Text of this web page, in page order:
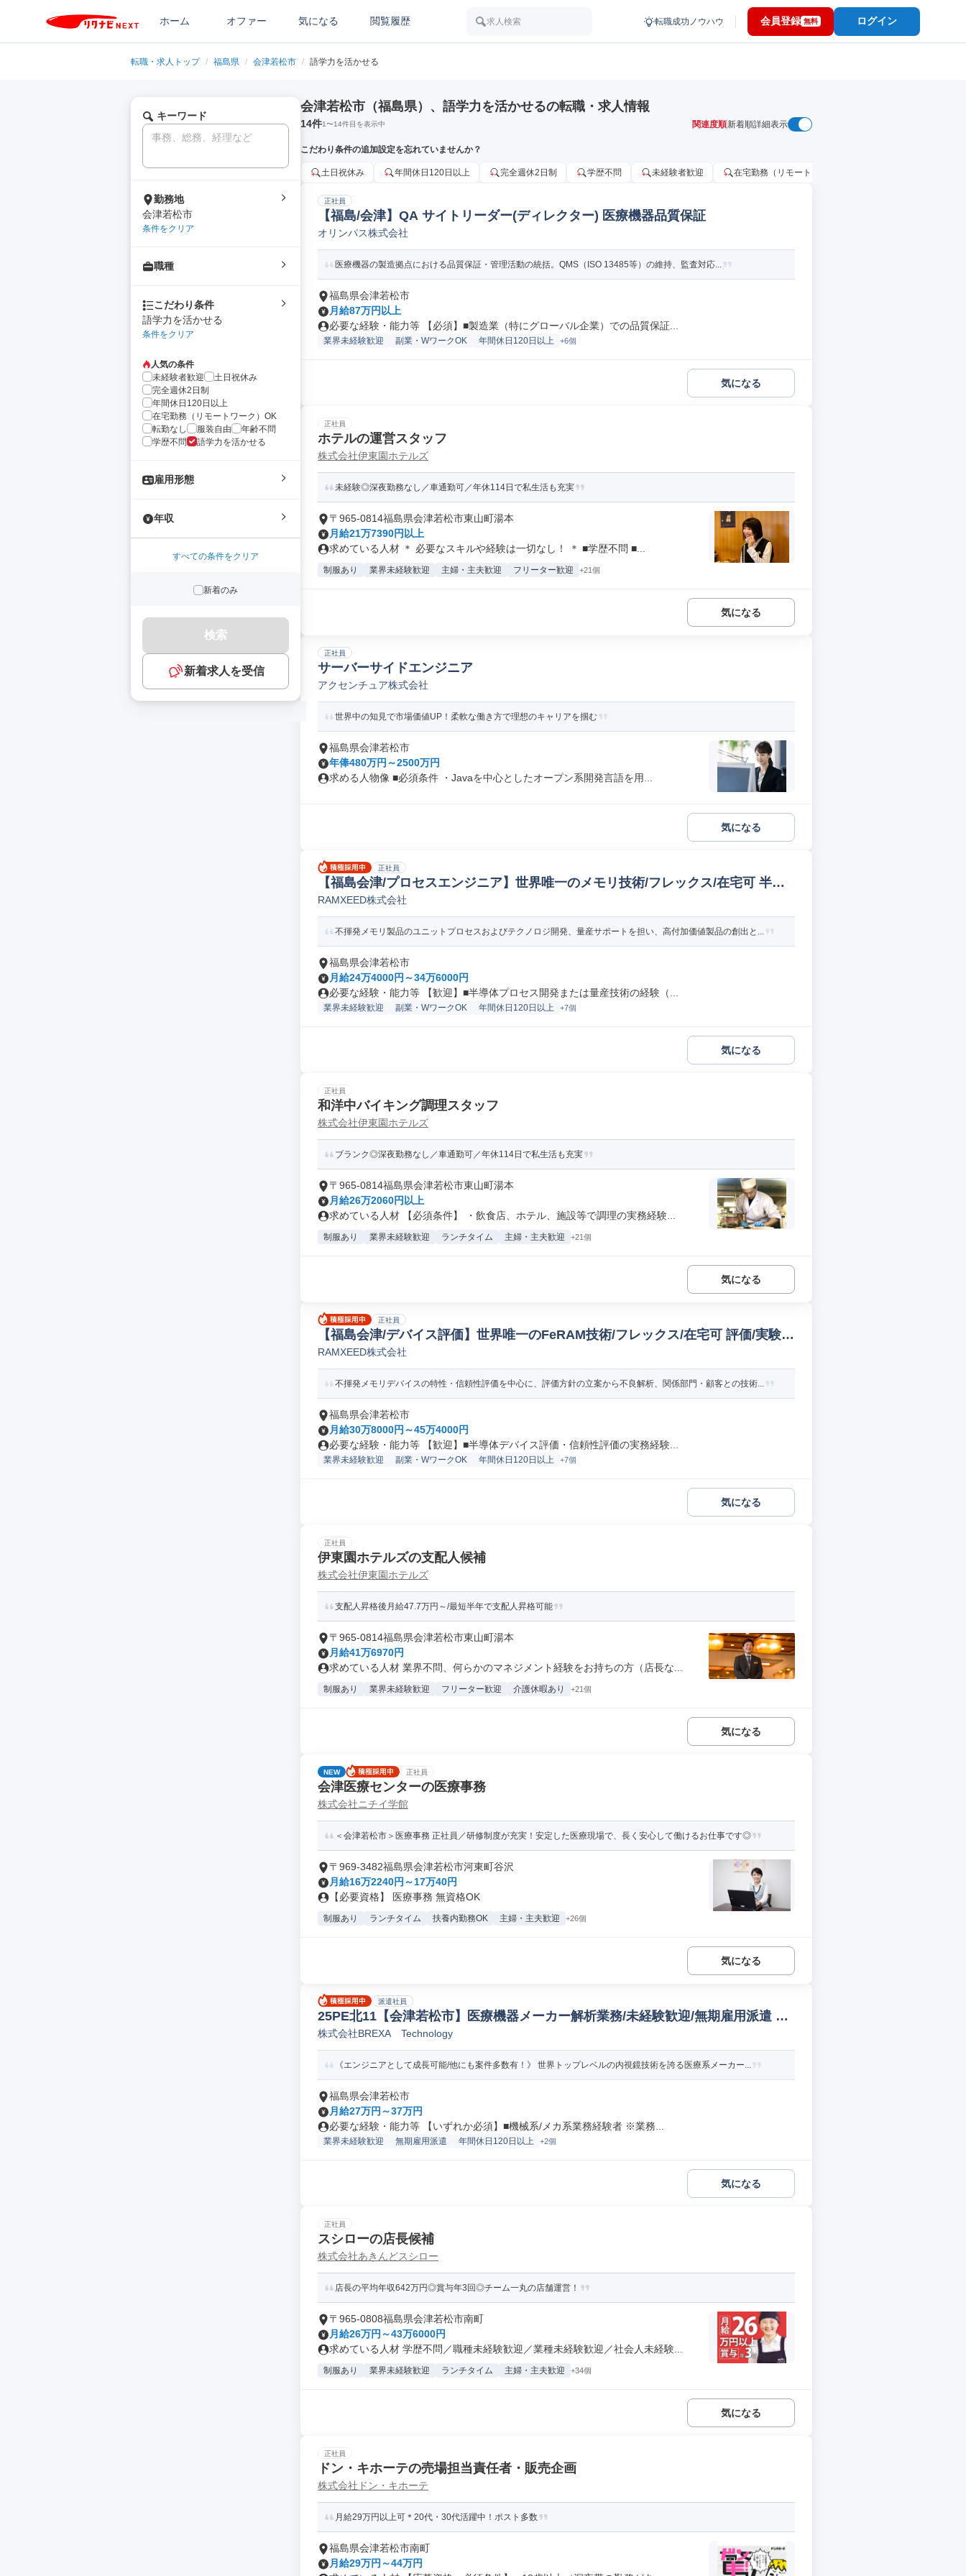
ホーム オファー 気になる 閲覧履歴 求人検索 転職成功ノウハウ 会員登録 無料 ログイン
転職・求人トップ / 福島県 / 会津若松市 / 語学力を活かせる
キーワード
勤務地
会津若松市
条件をクリア
職種
こだわり条件
語学力を活かせる
条件をクリア
人気の条件
未経験者歓迎
土日祝休み
完全週休2日制
年間休日120日以上
在宅勤務（リモートワーク）OK
転勤なし
服装自由
年齢不問
学歴不問
語学力を活かせる
雇用形態
年収
すべての条件をクリア
新着のみ
検索
新着求人を受信
会津若松市（福島県）、語学力を活かせるの転職・求人情報
14件1〜14件目を表示中 関連度順新着順詳細表示
こだわり条件の追加設定を忘れていませんか？
土日祝休み 年間休日120日以上 完全週休2日制 学歴不問 未経験者歓迎 在宅勤務（リモートワーク）OK
正社員
【福島/会津】QA サイトリーダー(ディレクター) 医療機器品質保証
オリンパス株式会社
医療機器の製造拠点における品質保証・管理活動の統括。QMS（ISO 13485等）の維持、監査対応...
福島県会津若松市
月給87万円以上
必要な経験・能力等 【必須】■製造業（特にグローバル企業）での品質保証...
業界未経験歓迎 副業・WワークOK 年間休日120日以上 +6個
気になる
正社員
ホテルの運営スタッフ
株式会社伊東園ホテルズ
未経験◎深夜勤務なし／車通勤可／年休114日で私生活も充実
〒965-0814福島県会津若松市東山町湯本
月給21万7390円以上
求めている人材 ＊ 必要なスキルや経験は一切なし！ ＊ ■学歴不問 ■...
制服あり 業界未経験歓迎 主婦・主夫歓迎 フリーター歓迎 +21個
気になる
正社員
サーバーサイドエンジニア
アクセンチュア株式会社
世界中の知見で市場価値UP！柔軟な働き方で理想のキャリアを掴む
福島県会津若松市
年俸480万円～2500万円
求める人物像 ■必須条件 ・Javaを中心としたオープン系開発言語を用...
気になる
正社員
【福島会津/プロセスエンジニア】世界唯一のメモリ技術/フレックス/在宅可 半導
体プロセス設計
RAMXEED株式会社
不揮発メモリ製品のユニットプロセスおよびテクノロジ開発、量産サポートを担い、高付加価値製品の創出と...
福島県会津若松市
月給24万4000円～34万6000円
必要な経験・能力等 【歓迎】■半導体プロセス開発または量産技術の経験（...
業界未経験歓迎 副業・WワークOK 年間休日120日以上 +7個
気になる
正社員
和洋中バイキング調理スタッフ
株式会社伊東園ホテルズ
ブランク◎深夜勤務なし／車通勤可／年休114日で私生活も充実
〒965-0814福島県会津若松市東山町湯本
月給26万2060円以上
求めている人材 【必須条件】 ・飲食店、ホテル、施設等で調理の実務経験...
制服あり 業界未経験歓迎 ランチタイム 主婦・主夫歓迎 +21個
気になる
正社員
【福島会津/デバイス評価】世界唯一のFeRAM技術/フレックス/在宅可 評価/実験/
テスト(機械/電気/電子製品専門職)
RAMXEED株式会社
不揮発メモリデバイスの特性・信頼性評価を中心に、評価方針の立案から不良解析、関係部門・顧客との技術...
福島県会津若松市
月給30万8000円～45万4000円
必要な経験・能力等 【歓迎】■半導体デバイス評価・信頼性評価の実務経験...
業界未経験歓迎 副業・WワークOK 年間休日120日以上 +7個
気になる
正社員
伊東園ホテルズの支配人候補
株式会社伊東園ホテルズ
支配人昇格後月給47.7万円～/最短半年で支配人昇格可能
〒965-0814福島県会津若松市東山町湯本
月給41万6970円
求めている人材 業界不問、何らかのマネジメント経験をお持ちの方（店長な...
制服あり 業界未経験歓迎 フリーター歓迎 介護休暇あり +21個
気になる
NEW 正社員
会津医療センターの医療事務
株式会社ニチイ学館
＜会津若松市＞医療事務 正社員／研修制度が充実！安定した医療現場で、長く安心して働けるお仕事です◎
〒969-3482福島県会津若松市河東町谷沢
月給16万2240円～17万40円
【必要資格】 医療事務 無資格OK
制服あり ランチタイム 扶養内勤務OK 主婦・主夫歓迎 +26個
気になる
派遣社員
25PE北11【会津若松市】医療機器メーカー解析業務/未経験歓迎/無期雇用派遣 CA
E解析
株式会社BREXA Technology
《エンジニアとして成長可能/他にも案件多数有！》 世界トップレベルの内視鏡技術を誇る医療系メーカー...
福島県会津若松市
月給27万円～37万円
必要な経験・能力等 【いずれか必須】■機械系/メカ系業務経験者 ※業務...
業界未経験歓迎 無期雇用派遣 年間休日120日以上 +2個
気になる
正社員
スシローの店長候補
株式会社あきんどスシロー
店長の平均年収642万円◎賞与年3回◎チーム一丸の店舗運営！
〒965-0808福島県会津若松市南町
月給26万円～43万6000円
求めている人材 学歴不問／職種未経験歓迎／業種未経験歓迎／社会人未経験...
制服あり 業界未経験歓迎 ランチタイム 主婦・主夫歓迎 +34個
気になる
正社員
ドン・キホーテの売場担当責任者・販売企画
株式会社ドン・キホーテ
月給29万円以上可＊20代・30代活躍中！ポスト多数
福島県会津若松市南町
月給29万円～44万円